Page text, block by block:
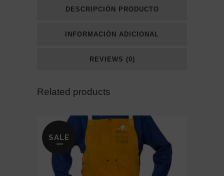
DESCRIPCIÓN PRODUCTO
INFORMACIÓN ADICIONAL
REVIEWS (0)
Related products
SALE